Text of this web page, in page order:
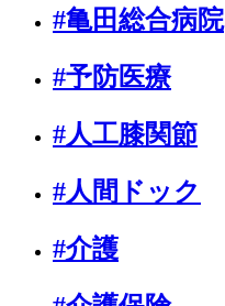
#亀田総合病院
#予防医療
#人工膝関節
#人間ドック
#介護